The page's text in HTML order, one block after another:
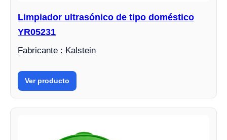
Limpiador ultrasónico de tipo doméstico
YR05231
Fabricante : Kalstein
Ver producto